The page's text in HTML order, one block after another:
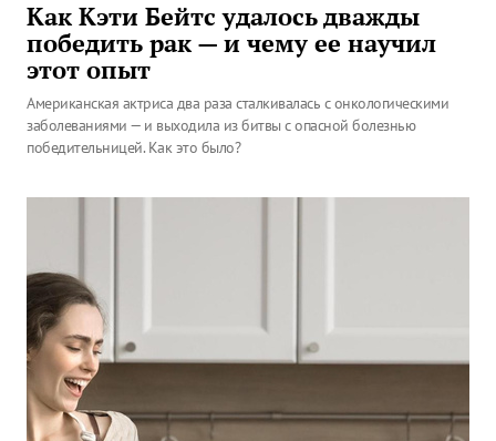
Как Кэти Бейтс удалось дважды
победить рак — и чему ее научил
этот опыт
Американская актриса два раза сталкивалась с онкологическими
заболеваниями — и выходила из битвы с опасной болезнью
победительницей. Как это было?